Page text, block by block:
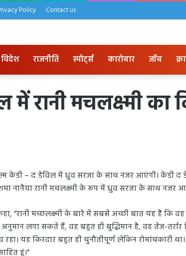
Policy Contact us
विदेश राजनीति स्पोर्ट्स कारोबार जॉब
रानी मचलक्ष्मी का
केडी – द डेविल में ध्रुव सरजा के साथ नजर आएंगी। केडी द
नानैया रानी मचलक्ष्मी के रूप में ध्रुव सरजा के साथ नजर
“रानी मच्छलक्ष्मी के बारे में सबसे अच्छी बात यह है कि
लगा सकते हैं, वह बहुत ही बुद्धिमान है, वह तेज-
यह किरदार बहुत ही चुनौतीपूर्ण लेकिन रोमांचकारी
हूं।”